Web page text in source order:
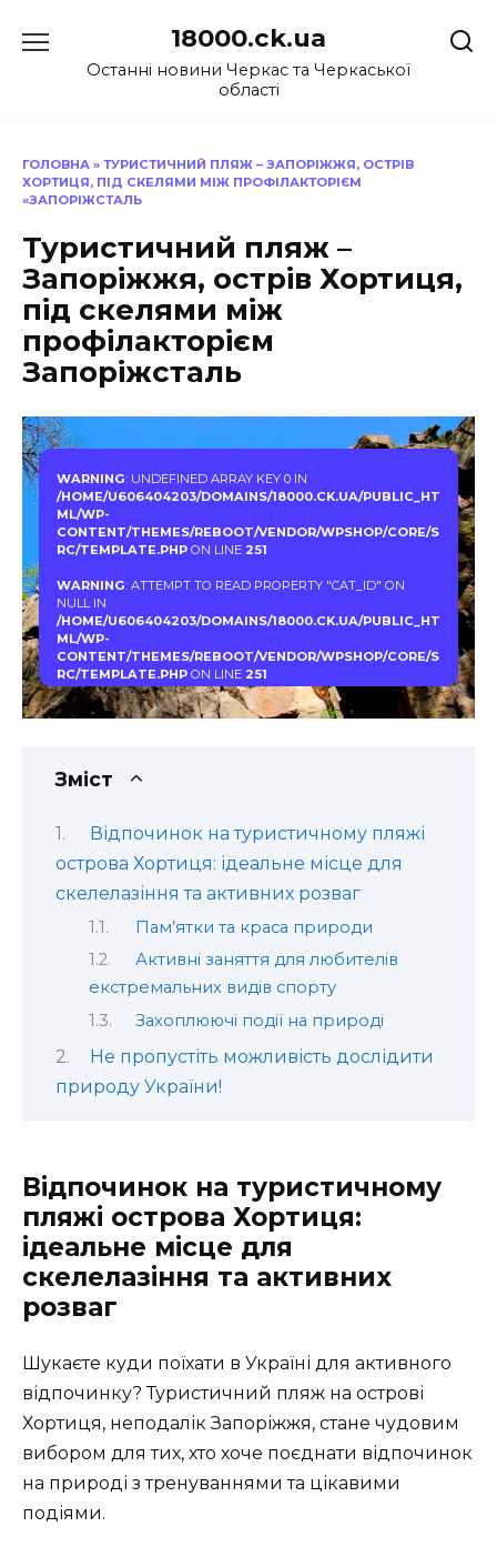
до
18000.ck.ua
Останні новини Черкас та Черкаської
області
ГОЛОВНА » ТУРИСТИЧНИЙ ПЛЯЖ – ЗАПОРІЖЖЯ, ОСТРІВ
ХОРТИЦЯ, ПІД СКЕЛЯМИ МІЖ ПРОФІЛАКТОРІЄМ
«ЗАПОРІЖСТАЛЬ
Туристичний пляж –
Запоріжжя, острів Хортиця,
під скелями між
профілакторієм
Запоріжсталь
WARNING: UNDEFINED ARRAY KEY 0 IN
/HOME/U606404203/DOMAINS/18000.CK.UA/PUBLIC_HT
ML/WP-
CONTENT/THEMES/REBOOT/VENDOR/WPSHOP/CORE/S
RC/TEMPLATE.PHPON LINE 251
WARNING: ATTEMPT TO READ PROPERTY "CAT_ID" ON
NULL IN
/HOME/U606404203/DOMAINS/18000.CK.UA/PUBLIC_HT
ML/WP-
CONTENT/THEMES/REBOOT/VENDOR/WPSHOP/CORE/S
RC/TEMPLATE.PHPON LINE 251
Зміст
Відпочинок на туристичному пляжі
острова Хортиця: ідеальне місце для
скелелазіння та активних розваг
Пам’ятки та краса природи
Активні заняття для любителів
екстремальних видів спорту
Захоплюючі події на природі
Не пропустіть можливість дослідити
природу України!
Відпочинок на туристичному
пляжі острова Хортиця:
ідеальне місце для
скелелазіння та активних
розваг
Шукаєте куди поїхати в Україні для активного
відпочинку? Туристичний пляж на острові
Хортиця, неподалік Запоріжжя, стане чудовим
вибором для тих, хто хоче поєднати відпочинок
на природі з тренуваннями та цікавими
подіями.